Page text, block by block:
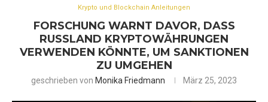
Krypto und Blockchain Anleitungen
FORSCHUNG WARNT DAVOR, DASS
RUSSLAND KRYPTOWÄHRUNGEN
VERWENDEN KÖNNTE, UM SANKTIONEN
ZU UMGEHEN
geschrieben von Monika Friedmann März 25, 2023